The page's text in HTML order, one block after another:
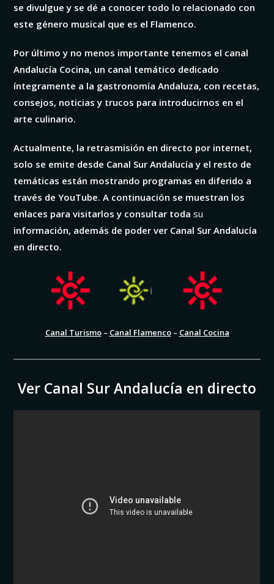
se divulgue y se dé a conocer todo lo relacionado con
este género musical que es el Flamenco.
Por último y no menos importante tenemos el canal
Andalucía Cocina, un canal temático dedicado
íntegramente a la gastronomía Andaluza, con recetas,
consejos, noticias y trucos para introducirnos en el
arte culinario.
Actualmente, la retrasmisión en directo por internet,
solo se emite desde Canal Sur Andalucía y el resto de
temáticas están mostrando programas en diferido a
través de YouTube. A continuación se muestran los
enlaces para visitarlos y consultar todasu
información, además de poder ver Canal Sur Andalucía
en directo.
Canal Turismo– Canal Flamenco– Canal Cocina
Ver Canal Sur Andalucía en directo